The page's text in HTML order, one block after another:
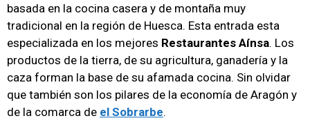
basada en la cocina casera y de montaña muy
tradicional en la región de Huesca. Esta entrada esta
especializada en los mejores Restaurantes Aínsa. Los
productos de la tierra, de su agricultura, ganadería y la
caza forman la base de su afamada cocina. Sin olvidar
que también son los pilares de la economía de Aragón y
de la comarca de el Sobrarbe.